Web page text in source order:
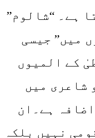
ہے۔ “شالوم”
میں” جیسی
کے المیوں
شاعری میں
ہے۔ان
نہیں بلکہ